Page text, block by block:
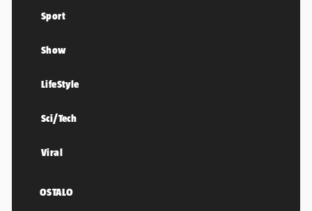
Sport
Show
LifeStyle
Sci/Tech
Viral
OSTALO